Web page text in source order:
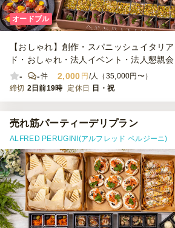
オードブル
【おしゃれ】創作・スパニッシュイタリ
ド・おしゃれ・法人イベント・法人懇親会
-
-件 2,000 円 /人（35,000円〜）
締切 2日前19時 定休日 日・祝
売れ筋パーティーデリプラン
ALFRED PERUGINI(アルフレッド ペルジーニ)